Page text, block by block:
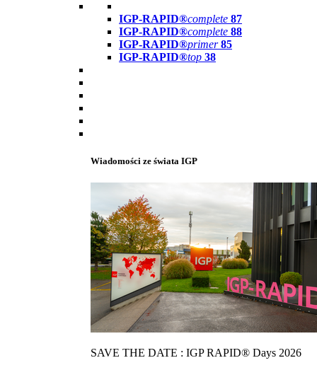
IGP-RAPID®complete 87
IGP-RAPID®complete 88
IGP-RAPID®primer 85
IGP-RAPID®top 38
Wiadomości ze świata IGP
SAVE THE DATE : IGP RAPID® Days 2026